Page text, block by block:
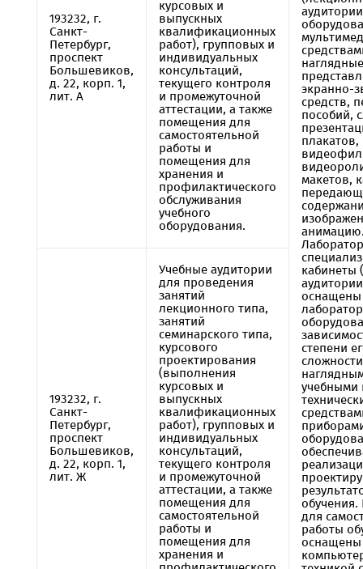
аудитории
экранно-
средств,
пособий,
плакатов,
макетов,
кабинеты
оснащены
степени
учебными
для
работы
оснащены
193232, г.
Санкт-
Петербург,
проспект
Большевиков,
д. 22, корп. 1,
лит. А
курсовых и
выпускных
квалификационных
работ), групповых и
индивидуальных
консультаций,
текущего контроля
и промежуточной
аттестации, а также
помещения для
самостоятельной
работы и
помещения для
хранения и
профилактического
обслуживания
учебного
оборудования.
193232, г.
Санкт-
Петербург,
проспект
Большевиков,
д. 22, корп. 1,
лит. Ж
Учебные аудитории
для проведения
занятий
лекционного типа,
занятий
семинарского типа,
курсового
проектирования
(выполнения
курсовых и
выпускных
квалификационных
работ), групповых и
индивидуальных
консультаций,
текущего контроля
и промежуточной
аттестации, а также
помещения для
самостоятельной
работы и
помещения для
хранения и